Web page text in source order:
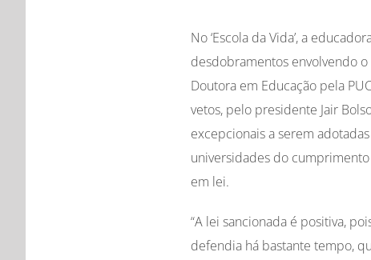
No ‘Escola da Vida’, a
desdobramentos envolvendo
Doutora em Educação pela
vetos, pelo presidente Jair
excepcionais a serem
universidades do
em lei.
“A lei sancionada é positiva,
defendia há bastante tempo,